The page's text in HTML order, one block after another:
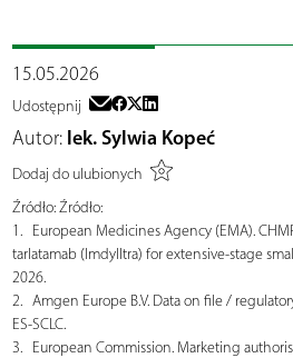
15.05.2026
Udostępnij
Autor: lek. Sylwia Kopeć
Dodaj do ulubionych
Źródło:Źródło:
1. European Medicines Agency (EMA).
tarlatamab (Imdylltra) for extensive-stage
2026.
2. Amgen Europe B.V. Data on file /
ES-SCLC.
3. European Commission. Marketing